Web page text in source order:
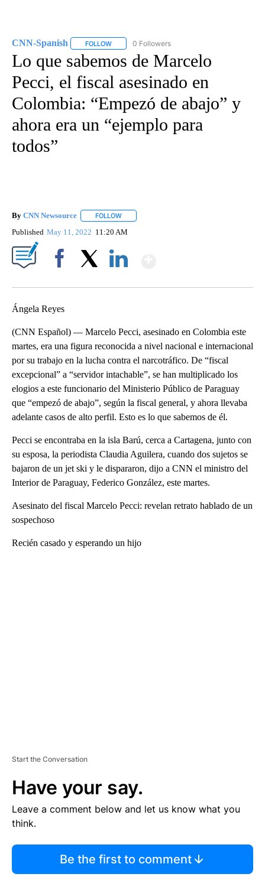
CNN-Spanish FOLLOW FOLLOW "CNN-SPANISH" TO RECEIVE
0 Followers
Lo que sabemos de Marcelo
Pecci, el fiscal asesinado en
Colombia: “Empezó de abajo” y
ahora era un “ejemplo para
todos”
By CNN Newsource FOLLOW
Published May 11, 2022 11:20 AM
Ángela Reyes
(CNN Español) — Marcelo Pecci, asesinado en Colombia este
martes, era una figura reconocida a nivel nacional e internacional
por su trabajo en la lucha contra el narcotráfico. De “fiscal
excepcional” a “servidor intachable”, se han multiplicado los
elogios a este funcionario del Ministerio Público de Paraguay
que “empezó de abajo”, según la fiscal general, y ahora llevaba
adelante casos de alto perfil. Esto es lo que sabemos de él.
Pecci se encontraba en la isla Barú, cerca a Cartagena, junto con
su esposa, la periodista Claudia Aguilera, cuando dos sujetos se
bajaron de un jet ski y le dispararon, dijo a CNN el ministro del
Interior de Paraguay, Federico González, este martes.
Asesinato del fiscal Marcelo Pecci: revelan retrato hablado de un
sospechoso
Recién casado y esperando un hijo
Start the Conversation
Have your say.
Leave a comment below and let us know what you
think.
Be the first to comment